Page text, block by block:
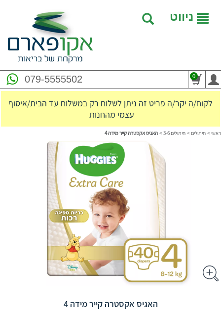
ניווט
079-5555502 0
לקוח/ה יקר/ה פריט זה ניתן לשלוח רק במשלוח עד הבית/איסוף
עצמי מהחנות
ראשי > חיתולים > חיתולים 3-6 > האגיס אקסטרה קייר מידה 4
האגיס אקסטרה קייר מידה 4